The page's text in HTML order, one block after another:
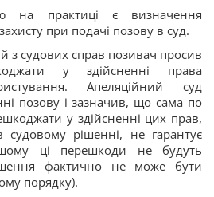
на практиці є визначення
при подачі позову в суд.
з судових справ позивач просив
у здійсненні права
Апеляційний суд
позову і зазначив, що сама по
у здійсненні цих прав,
судовому рішенні, не гарантує
ці перешкоди не будуть
фактично не може бути
порядку).